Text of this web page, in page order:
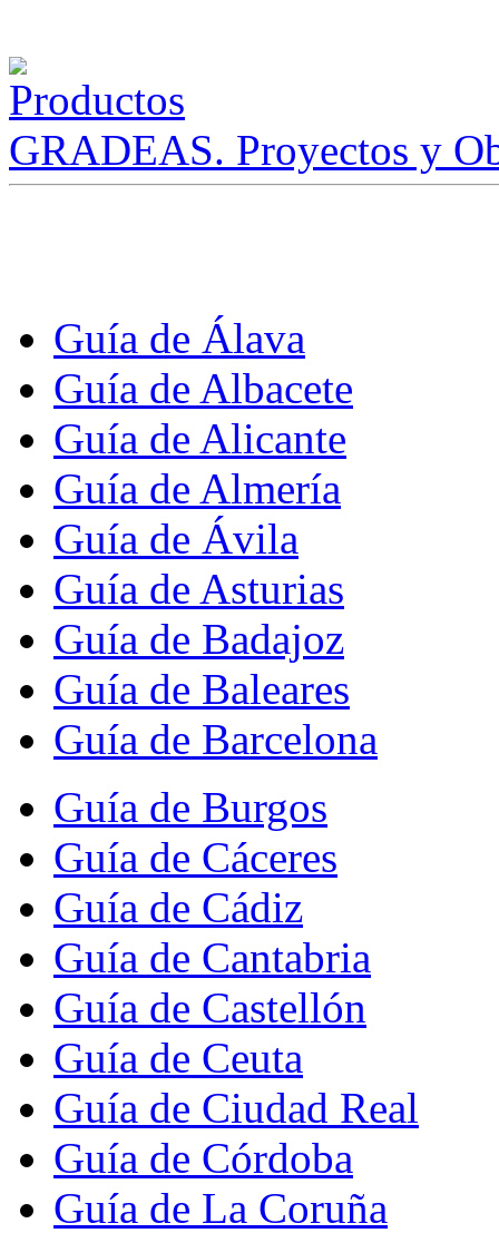
GRADEAS. Proyectos y
Guía de Álava
Guía de Albacete
Guía de Alicante
Guía de Almería
Guía de Ávila
Guía de Asturias
Guía de Badajoz
Guía de Baleares
Guía de Barcelona
Guía de Burgos
Guía de Cáceres
Guía de Cádiz
Guía de Cantabria
Guía de Castellón
Guía de Ceuta
Guía de Ciudad Real
Guía de Córdoba
Guía de La Coruña